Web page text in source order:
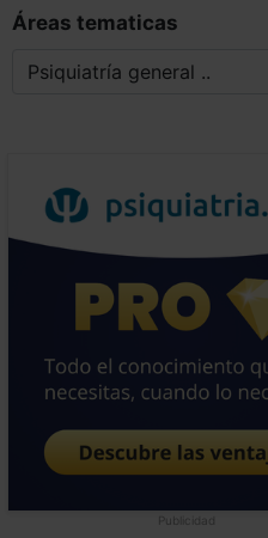
Áreas tematicas
Publicidad